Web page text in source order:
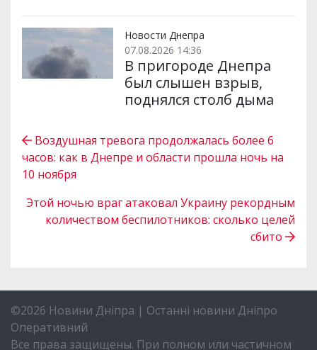
Новости Днепра
07.08.2026 14:36
В пригороде Днепра
был слышен взрыв,
поднялся столб дыма
Воздушная тревога продолжалась более 6
часов: как в Днепре и области прошла ночь на
10 ноября
Этой ночью враг атаковал Украину рекордным
количеством беспилотников: сколько целей
сбито
©2026 Новини Дніпра | Останні новини Дніпро
Оперативний
Все права защищены. При полном или частичном